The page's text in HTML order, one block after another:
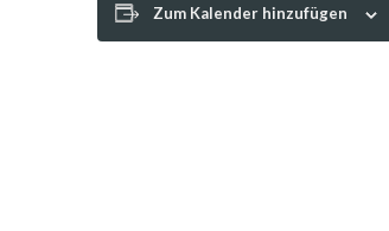
Zum Kalender hinzufügen